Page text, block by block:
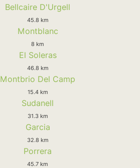
Bellcaire D'Urgell
45.8 km
Montblanc
8 km
El Soleras
46.8 km
Montbrio Del Camp
15.4 km
Sudanell
31.3 km
Garcia
32.8 km
Porrera
45.7 km